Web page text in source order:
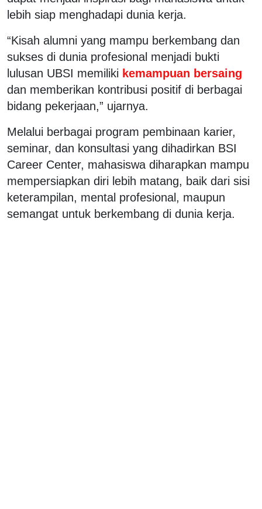
lebih siap menghadapi dunia kerja.
“Kisah alumni yang mampu berkembang dan
sukses di dunia profesional menjadi bukti
lulusan UBSI memiliki kemampuan bersaing
dan memberikan kontribusi positif di berbagai
bidang pekerjaan,” ujarnya.
Melalui berbagai program pembinaan karier,
seminar, dan konsultasi yang dihadirkan BSI
Career Center, mahasiswa diharapkan mampu
mempersiapkan diri lebih matang, baik dari sisi
keterampilan, mental profesional, maupun
semangat untuk berkembang di dunia kerja.